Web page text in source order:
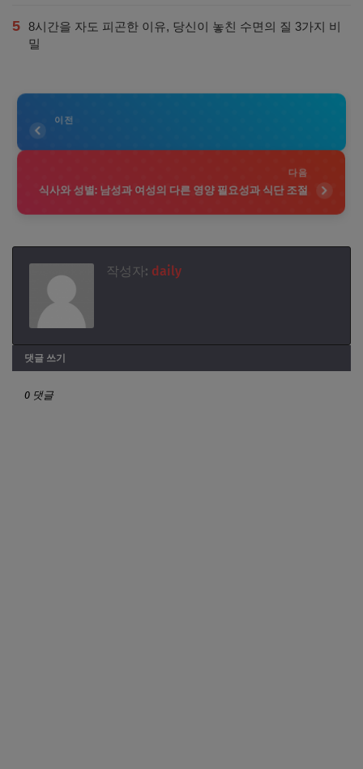
5 8시간을 자도 피곤한 이유, 당신이 놓친 수면의 질 3가지 비
밀
이전
다음
식사와 성별: 남성과 여성의 다른 영양 필요성과 식단 조절
작성자: daily
댓글 쓰기
0 댓글